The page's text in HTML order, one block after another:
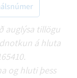
auglýsa tillögu
á hluta
og hluti þess